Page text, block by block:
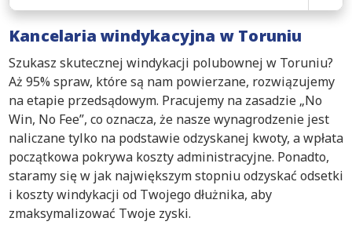
Kancelaria windykacyjna w Toruniu
Szukasz skutecznej windykacji polubownej w Toruniu?
Aż 95% spraw, które są nam powierzane, rozwiązujemy
na etapie przedsądowym. Pracujemy na zasadzie „No
Win, No Fee”, co oznacza, że nasze wynagrodzenie jest
naliczane tylko na podstawie odzyskanej kwoty, a wpłata
początkowa pokrywa koszty administracyjne. Ponadto,
staramy się w jak największym stopniu odzyskać odsetki
i koszty windykacji od Twojego dłużnika, aby
zmaksymalizować Twoje zyski.